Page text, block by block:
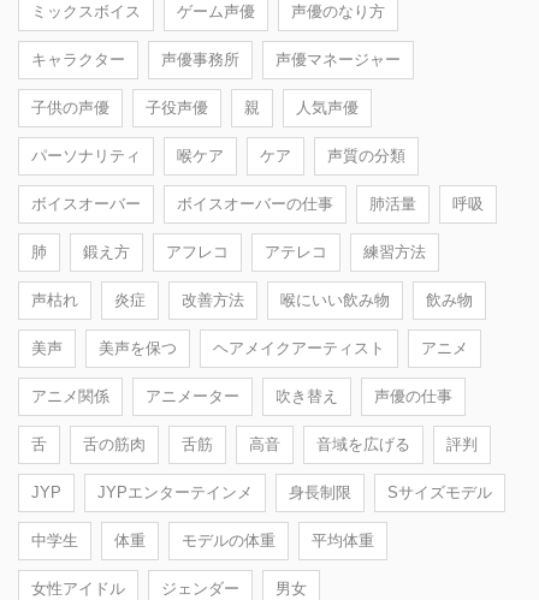
ミックスボイス ゲーム声優 声優のなり方
キャラクター 声優事務所 声優マネージャー
子供の声優 子役声優 親 人気声優
パーソナリティ 喉ケア ケア 声質の分類
ボイスオーバー ボイスオーバーの仕事 肺活量 呼吸
肺 鍛え方 アフレコ アテレコ 練習方法
声枯れ 炎症 改善方法 喉にいい飲み物 飲み物
美声 美声を保つ ヘアメイクアーティスト アニメ
アニメ関係 アニメーター 吹き替え 声優の仕事
舌 舌の筋肉 舌筋 高音 音域を広げる 評判
JYP JYPエンターテインメ 身長制限 Sサイズモデル
中学生 体重 モデルの体重 平均体重
女性アイドル ジェンダー 男女